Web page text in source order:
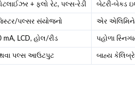
+ ફ્લો રેટ, પલ્સ-રેડી બેટરી-બેક્ડ
પલ્સર સંયોજનો એર
LCD, હોલ/રીડ પહોળા
પલ્સ આઉટપુટ બાહ્ય